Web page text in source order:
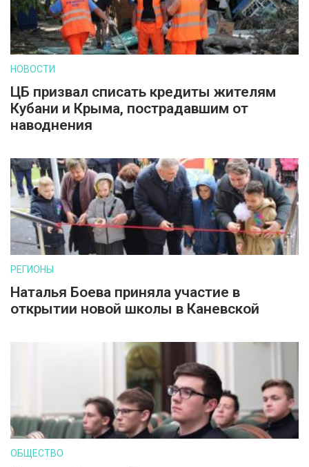
НОВОСТИ
ЦБ призвал списать кредиты жителям
Кубани и Крыма, пострадавшим от
наводнения
РЕГИОНЫ
Наталья Боева приняла участие в
открытии новой школы в Каневской
ОБЩЕСТВО